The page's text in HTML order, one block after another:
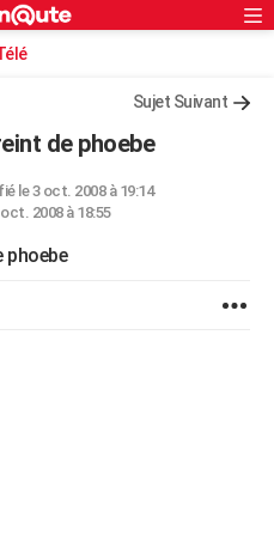
Sujet Suivant
de phoebe
le 3 oct. 2008 à 19:14
2008 à 18:55
phoebe